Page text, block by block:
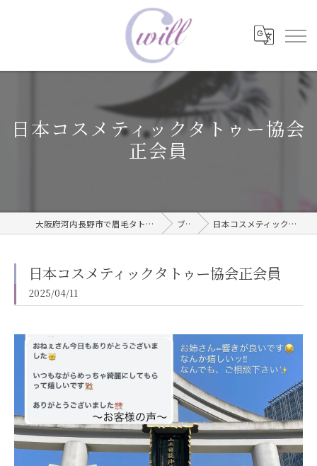
日本コスメティックタトゥー協会
正会員
大阪府河内長野市で眉毛タトゥーならwill care サロン ブログ 日本コスメティックタトゥー協会正会員
日本コスメティックタトゥー協会正会員
2025/04/11